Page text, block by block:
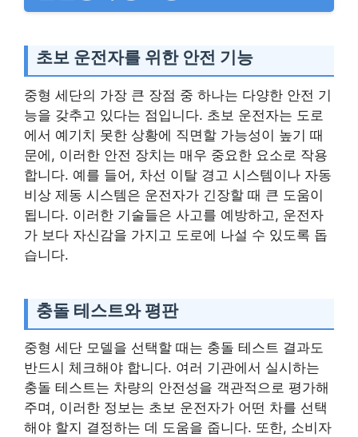
초보 운전자를 위한 안전 기능
중형 세단의 가장 큰 장점 중 하나는 다양한 안전 기
능을 갖추고 있다는 점입니다. 초보 운전자는 도로
에서 예기치 못한 상황에 직면할 가능성이 높기 때
문에, 이러한 안전 장치는 매우 중요한 요소로 작용
합니다. 예를 들어, 차선 이탈 경고 시스템이나 자동
비상 제동 시스템은 운전자가 긴장할 때 큰 도움이
됩니다. 이러한 기술들은 사고를 예방하고, 운전자
가 보다 자신감을 가지고 도로에 나설 수 있도록 돕
습니다.
충돌 테스트와 평판
중형 세단 모델을 선택할 때는 충돌 테스트 결과도
반드시 체크해야 합니다. 여러 기관에서 실시하는
충돌 테스트는 차량의 안전성을 객관적으로 평가해
주며, 이러한 정보는 초보 운전자가 어떤 차를 선택
해야 할지 결정하는 데 도움을 줍니다. 또한, 소비자